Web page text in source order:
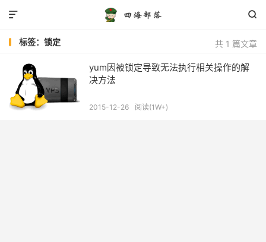


共 1 篇文章
标签：锁定
yum因被锁定导致无法执行相关操作的解
决方法
2015-12-26 阅读(1W+)